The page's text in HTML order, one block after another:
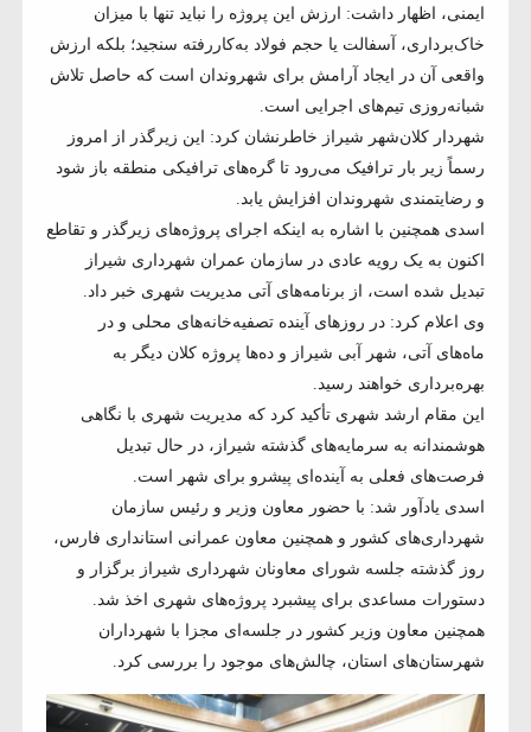
ایمنی، اظهار داشت: ارزش این پروژه را نباید تنها با میزان
خاک‌برداری، آسفالت یا حجم فولاد به‌کاررفته سنجید؛ بلکه ارزش
واقعی آن در ایجاد آرامش برای شهروندان است که حاصل تلاش
شبانه‌روزی تیم‌های اجرایی است.
شهردار کلان‌شهر شیراز خاطرنشان کرد: این زیرگذر از امروز
رسماً زیر بار ترافیک می‌رود تا گره‌های ترافیکی منطقه باز شود
و رضایتمندی شهروندان افزایش یابد.
اسدی همچنین با اشاره به اینکه اجرای پروژه‌های زیرگذر و تقاطع
اکنون به یک رویه عادی در سازمان عمران شهرداری شیراز
تبدیل شده است، از برنامه‌های آتی مدیریت شهری خبر داد.
وی اعلام کرد: در روزهای آینده تصفیه‌خانه‌های محلی و در
ماه‌های آتی، شهر آبی شیراز و ده‌ها پروژه کلان دیگر به
بهره‌برداری خواهند رسید.
این مقام ارشد شهری تأکید کرد که مدیریت شهری با نگاهی
هوشمندانه به سرمایه‌های گذشته شیراز، در حال تبدیل
فرصت‌های فعلی به آینده‌ای پیشرو برای شهر است.
اسدی یادآور شد: با حضور معاون وزیر و رئیس سازمان
شهرداری‌های کشور و همچنین معاون عمرانی استانداری فارس،
روز گذشته جلسه شورای معاونان شهرداری شیراز برگزار و
دستورات مساعدی برای پیشبرد پروژه‌های شهری اخذ شد.
همچنین معاون وزیر کشور در جلسه‌ای مجزا با شهرداران
شهرستان‌های استان، چالش‌های موجود را بررسی کرد.